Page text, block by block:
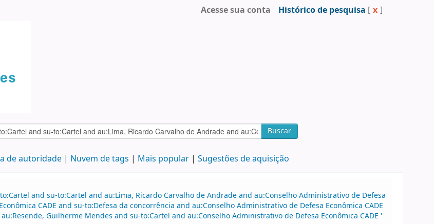
Acesse sua conta Histórico de pesquisa [ x ]
Buscar
de autoridade Nuvem de tags Mais popular Sugestões de aquisição
and su-to:Cartel and au:Lima, Ricardo Carvalho de Andrade and au:Conselho Administrativo de Defesa
CADE and su-to:Defesa da concorrência and au:Conselho Administrativo de Defesa Econômica CADE
Guilherme Mendes and su-to:Cartel and au:Conselho Administrativo de Defesa Econômica CADE '